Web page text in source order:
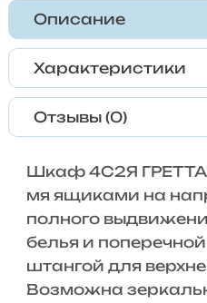
Описание
Характеристики
Отзывы (0)
Шкаф 4С2Я ГРЕТТА
мя ящиками на
полного
белья и
штангой для
Возможна